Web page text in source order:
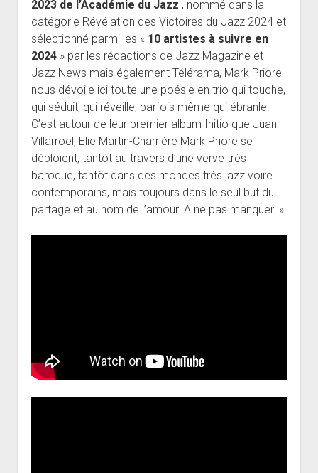
2023 de l’Académie du Jazz , nommé dans la
catégorie Révélation des Victoires du Jazz 2024 et
sélectionné parmi les « 10 artistes à suivre en
2024» par les rédactions de Jazz Magazine et
Jazz News mais également Télérama, Mark Priore
nous dévoile ici toute une poésie en trio qui touche,
qui séduit, qui réveille, parfois même qui ébranle.
C’est autour de leur premier album Initio que Juan
Villarroel, Elie Martin-Charrière Mark Priore se
déploient, tantôt au travers d’une verve très
baroque, tantôt dans des mondes très jazz voire
contemporains, mais toujours dans le seul but du
partage et au nom de l’amour. A ne pas manquer. »